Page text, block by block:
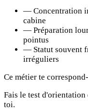
— Concentration
cabine
— Préparation
pointus
— Statut souvent
irréguliers
Ce métier te
Fais le test
toi.